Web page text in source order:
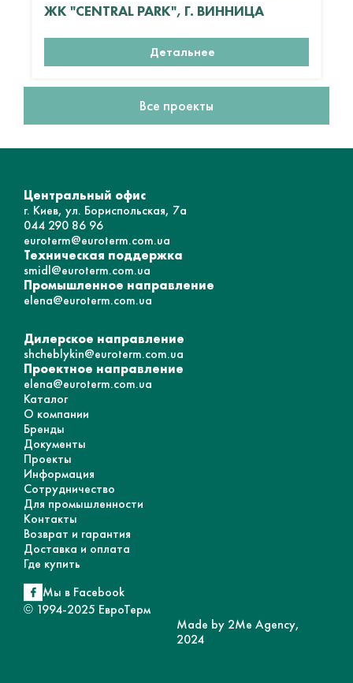
ЖК "CENTRAL PARK", Г. ВИННИЦА
Детальнее
Все проекты
Центральный офис
г. Киев, ул. Бориспольская, 7а
044 290 86 96
euroterm@euroterm.com.ua
Техническая поддержка
smidl@euroterm.com.ua
Промышленное направление
elena@euroterm.com.ua
Дилерское направление
shcheblykin@euroterm.com.ua
Проектное направление
elena@euroterm.com.ua
Каталог
О компании
Бренды
Документы
Проекты
Информация
Сотрудничество
Для промышленности
Контакты
Возврат и гарантия
Доставка и оплата
Где купить
Мы в Facebook
© 1994-2025 ЕвроТерм
Made by 2Me Agency,
2024